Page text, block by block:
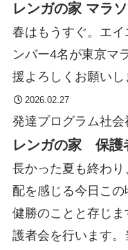
レンガの家 マラ
春はもうすぐ。エ
ンバー4名が東京マ
援よろしくお願いし
2026.02.27
発達プログラム社会
レンガの家 保護
長かった夏も終わ
配を感じる今日こ
健勝のことと存じ
護者会を行います